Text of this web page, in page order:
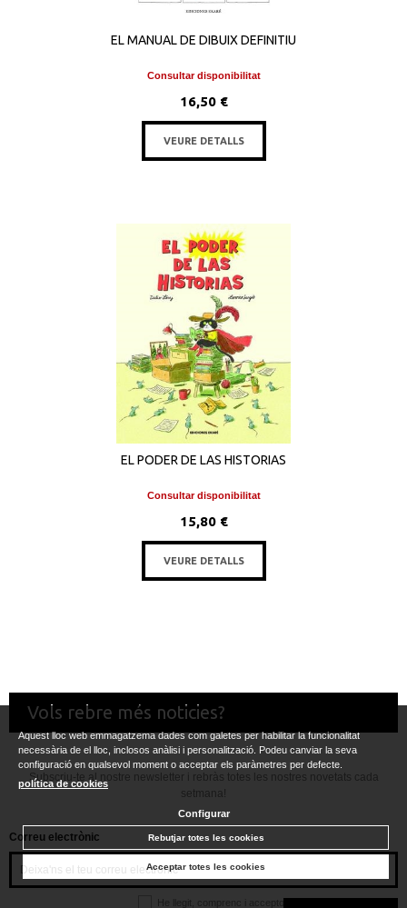
EL MANUAL DE DIBUIX DEFINITIU
Consultar disponibilitat
16,50 €
VEURE DETALLS
EL PODER DE LAS HISTORIAS
Consultar disponibilitat
15,80 €
VEURE DETALLS
Vols rebre més noticies?
Subscriu-te al nostre newsletter i rebràs totes les nostres novetats cada
setmana!
Correu electrònic
He llegit, comprenc i accepto la
Aquest lloc web emmagatzema dades com galetes per habilitar la funcionalitat
necessària de el lloc, inclosos anàlisi i personalització. Podeu canviar la seva
configuració en qualsevol moment o acceptar els paràmetres per defecte.
política de cookies
Configurar
Rebutjar totes les cookies
Acceptar totes les cookies